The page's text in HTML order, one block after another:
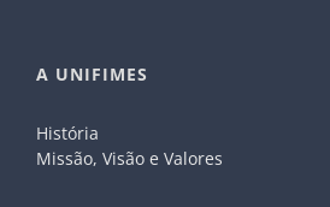
A UNIFIMES
História
Missão, Visão e Valores